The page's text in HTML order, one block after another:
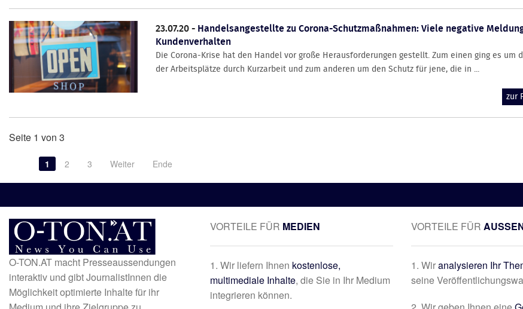
23.07.20 - Handelsangestellte zu Corona-Schutzmaßnahmen: Viele negative
Kundenverhalten
Die Corona-Krise hat den Handel vor große Herausforderungen gestellt. Zum einen ging es um
der Arbeitsplätze durch Kurzarbeit und zum anderen um den Schutz für jene, die in ...
zur
Seite 1 von 3
1 2 3 Weiter Ende
O-TON.AT macht Presseaussendungen
interaktiv und gibt JournalistInnen die
Möglichkeit optimierte Inhalte für ihr
VORTEILE FÜR MEDIEN
1. Wir liefern Ihnen kostenlose,
multimediale Inhalte, die Sie in Ihr Medium
integrieren können.
VORTEILE FÜR
1. Wiranalysieren Ihr
seine